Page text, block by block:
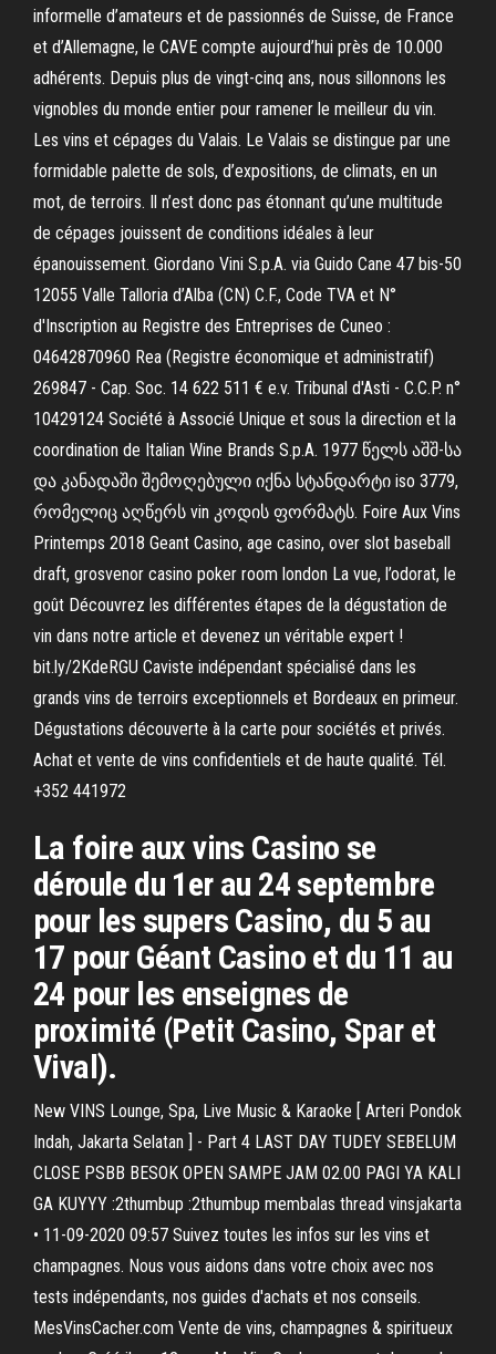
informelle d’amateurs et de passionnés de Suisse, de France
et d’Allemagne, le CAVE compte aujourd’hui près de 10.000
adhérents. Depuis plus de vingt-cinq ans, nous sillonnons les
vignobles du monde entier pour ramener le meilleur du vin.
Les vins et cépages du Valais. Le Valais se distingue par une
formidable palette de sols, d’expositions, de climats, en un
mot, de terroirs. Il n’est donc pas étonnant qu’une multitude
de cépages jouissent de conditions idéales à leur
épanouissement. Giordano Vini S.p.A. via Guido Cane 47 bis-50
12055 Valle Talloria d’Alba (CN) C.F., Code TVA et N°
d'Inscription au Registre des Entreprises de Cuneo :
04642870960 Rea (Registre économique et administratif)
269847 - Cap. Soc. 14 622 511 € e.v. Tribunal d'Asti - C.C.P. n°
10429124 Société à Associé Unique et sous la direction et la
coordination de Italian Wine Brands S.p.A. 1977 წელს აშშ-სა
და კანადაში შემოღებული იქნა სტანდარტი iso 3779,
რომელიც აღწერს vin კოდის ფორმატს. Foire Aux Vins
Printemps 2018 Geant Casino, age casino, over slot baseball
draft, grosvenor casino poker room london La vue, l’odorat, le
goût Découvrez les différentes étapes de la dégustation de
vin dans notre article et devenez un véritable expert !
bit.ly/2KdeRGU Caviste indépendant spécialisé dans les
grands vins de terroirs exceptionnels et Bordeaux en primeur.
Dégustations découverte à la carte pour sociétés et privés.
Achat et vente de vins confidentiels et de haute qualité. Tél.
+352 441972
La foire aux vins Casino se
déroule du 1er au 24 septembre
pour les supers Casino, du 5 au
17 pour Géant Casino et du 11 au
24 pour les enseignes de
proximité (Petit Casino, Spar et
Vival).
New VINS Lounge, Spa, Live Music & Karaoke [ Arteri Pondok
Indah, Jakarta Selatan ] - Part 4 LAST DAY TUDEY SEBELUM
CLOSE PSBB BESOK OPEN SAMPE JAM 02.00 PAGI YA KALI
GA KUYYY :2thumbup :2thumbup membalas thread vinsjakarta
• 11-09-2020 09:57 Suivez toutes les infos sur les vins et
champagnes. Nous vous aidons dans votre choix avec nos
tests indépendants, nos guides d'achats et nos conseils.
MesVinsCacher.com Vente de vins, champagnes & spiritueux